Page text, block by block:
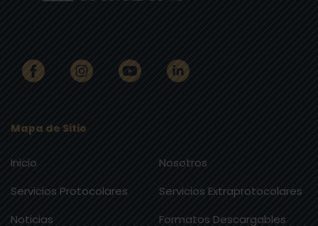
Mapa de Sitio
Inicio
Nosotros
Servicios Protocolares
Servicios Extraprotocolares
Noticias
Formatos Descargables